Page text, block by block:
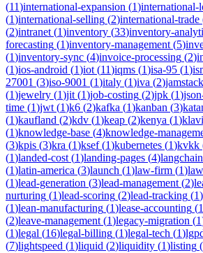
(11)international-expansion (1)international-
(1)international-selling (2)international-trade
(2)intranet (1)inventory (33)inventory-
forecasting (1)inventory-management (5)
(1)inventory-sync (4)invoice-processing (2)
(1)ios-android (1)iot (11)iqms (1)isa-95 (1)
27001 (3)iso-9001 (1)italy (1)iva (2)jamstack
(1)jewelry (1)jit (1)job-costing (2)jpk (1)
time (1)jwt (1)k6 (2)kafka (1)kanban (3)
(1)kaufland (2)kdv (1)keap (2)kenya (1)
(1)knowledge-base (4)knowledge-
(3)kpis (3)kra (1)ksef(1)kubernetes (1)kvkk
(1)landed-cost (1)landing-pages (4)langchain
(1)latin-america (3)launch (1)law-firm (1)
(1)lead-generation (3)lead-management (2)
nurturing (1)lead-scoring (2)lead-tracking (1)
(1)lean-manufacturing (1)lease-accounting (1
(2)leave-management (1)legacy-migration (1
(1)legal (16)legal-billing (1)legal-tech (1)
(7)lightspeed (1)liquid (2)liquidity (1)listing (